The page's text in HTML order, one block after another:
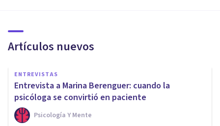
Artículos nuevos
ENTREVISTAS
Entrevista a Marina Berenguer: cuando la
psicóloga se convirtió en paciente
Psicología Y Mente